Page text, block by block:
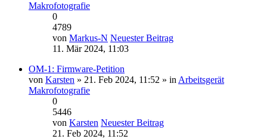
Makrofotografie
0
4789
von Markus-N Neuester Beitrag
11. Mär 2024, 11:03
OM-1: Firmware-Petition
von Karsten » 21. Feb 2024, 11:52 » in Arbeitsgerät
Makrofotografie
0
5446
von Karsten Neuester Beitrag
21. Feb 2024, 11:52